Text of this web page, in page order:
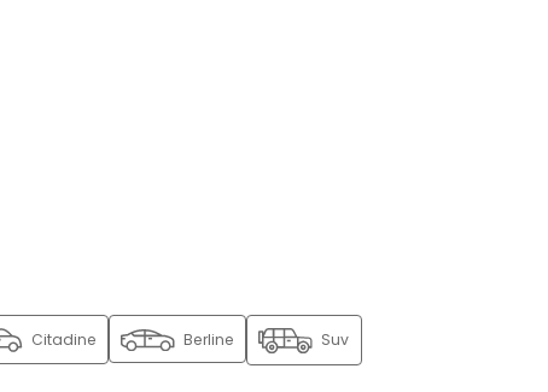
Citadine Berline Suv